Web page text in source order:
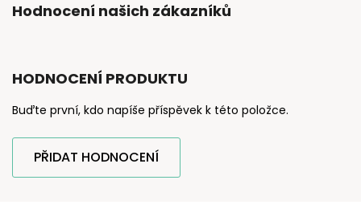
Hodnocení našich zákazníků
HODNOCENÍ PRODUKTU
Buďte první, kdo napíše příspěvek k této položce.
PŘIDAT HODNOCENÍ